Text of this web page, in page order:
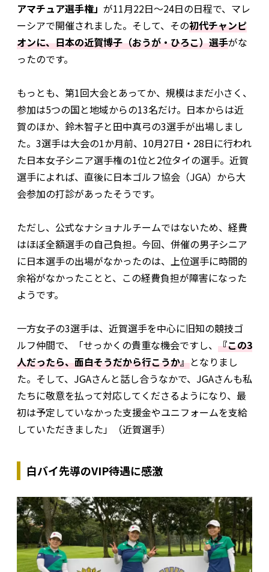
アマチュア選手権」 が11月22日～24日の日程で、マレ
ーシアで開催されました。そして、その初代チャンピ
オンに、日本の近賀博子（おうが・ひろこ）選手がな
ったのです。
もっとも、第1回大会とあってか、規模はまだ小さく、
参加は5つの国と地域からの13名だけ。日本からは近
賀のほか、鈴木智子と田中真弓の3選手が出場しまし
た。3選手は大会の1か月前、10月27日・28日に行われ
た日本女子シニア選手権の1位と2位タイの選手。近賀
選手によれば、直後に日本ゴルフ協会（JGA）から大
会参加の打診があったそうです。
ただし、公式なナショナルチームではないため、経費
はほぼ全額選手の自己負担。今回、併催の男子シニア
に日本選手の出場がなかったのは、上位選手に時間的
余裕がなかったことと、この経費負担が障害になった
ようです。
一方女子の3選手は、近賀選手を中心に旧知の競技ゴ
ルフ仲間で、「せっかくの貴重な機会ですし、 『この3
人だったら、面白そうだから行こうか』となりまし
た。そして、JGAさんと話し合うなかで、JGAさんも私
たちに敬意を払って対応してくださるようになり、最
初は予定していなかった支援金やユニフォームを支給
していただきました」（近賀選手）
白バイ先導のVIP待遇に感激